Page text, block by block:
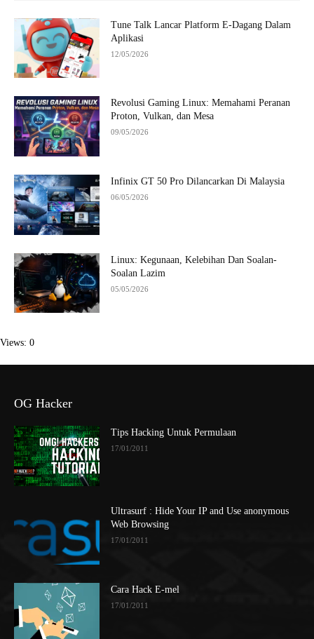
Tune Talk Lancar Platform E-Dagang Dalam
Aplikasi
12/05/2026
Revolusi Gaming Linux: Memahami Peranan
Proton, Vulkan, dan Mesa
09/05/2026
Infinix GT 50 Pro Dilancarkan Di Malaysia
06/05/2026
Linux: Kegunaan, Kelebihan Dan Soalan-
Soalan Lazim
05/05/2026
Views: 0
OG Hacker
Tips Hacking Untuk Permulaan
17/01/2011
Ultrasurf : Hide Your IP and Use anonymous
Web Browsing
17/01/2011
Cara Hack E-mel
17/01/2011